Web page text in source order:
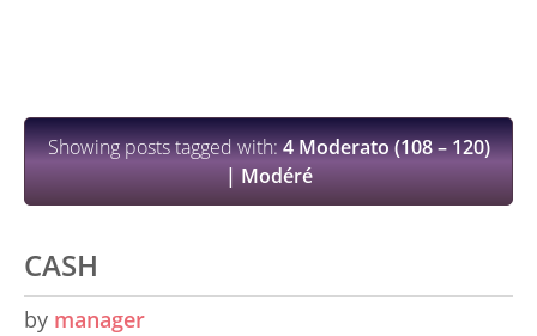
Showing posts tagged with:4 Moderato (108 – 120)
| Modéré
CASH
by manager